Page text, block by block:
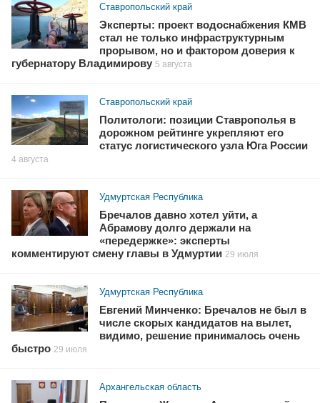
Ставропольский край
Эксперты: проект водоснабжения КМВ
стал не только инфраструктурным
прорывом, но и фактором доверия к
губернатору Владимирову 5 августа
Ставропольский край
Политологи: позиции Ставрополья в
дорожном рейтинге укрепляют его
статус логистического узла Юга России
4 августа
Удмуртская Республика
Бречалов давно хотел уйти, а
Абрамову долго держали на
«передержке»: эксперты
комментируют смену главы в Удмуртии 29 июля
Удмуртская Республика
Евгений Минченко: Бречалов не был в
числе скорых кандидатов на вылет,
видимо, решение принималось очень
быстро 29 июля
Архангельская область